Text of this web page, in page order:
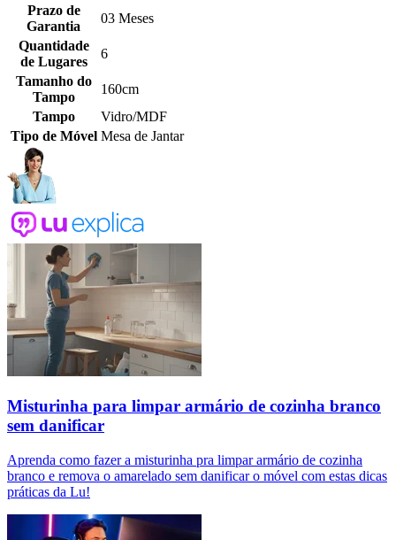
Prazo de
Garantia
03 Meses
Quantidade
de Lugares
6
Tamanho do
Tampo
160cm
Tampo
Vidro/MDF
Tipo de Móvel Mesa de Jantar
Misturinha para limpar armário de cozinha branco
sem danificar
Aprenda como fazer a misturinha pra limpar armário de cozinha
branco e remova o amarelado sem danificar o móvel com estas dicas
práticas da Lu!